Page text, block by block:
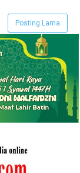
Posting Lama